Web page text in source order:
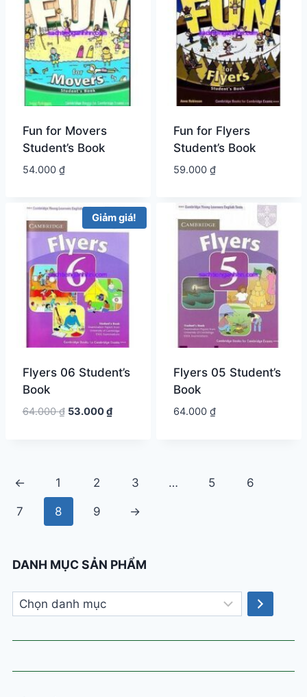
Fun for Movers
Student’s Book
54.000 ₫
Fun for Flyers
Student’s Book
59.000 ₫
Giảm giá!
Flyers 06 Student’s
Book
64.000₫ Giá
53.000₫Giá
Flyers 05 Student’s
Book
64.000 ₫
← 1 2 3 … 5 6
7 8 9 →
DANH MỤC SẢN PHẨM
Chọn
danh
mục